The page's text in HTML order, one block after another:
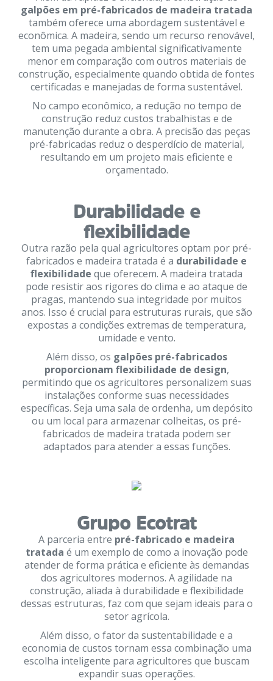
galpões em pré-fabricados de madeira tratada
também oferece uma abordagem sustentável e
econômica. A madeira, sendo um recurso renovável,
tem uma pegada ambiental significativamente
menor em comparação com outros materiais de
construção, especialmente quando obtida de fontes
certificadas e manejadas de forma sustentável.
No campo econômico, a redução no tempo de
construção reduz custos trabalhistas e de
manutenção durante a obra. A precisão das peças
pré-fabricadas reduz o desperdício de material,
resultando em um projeto mais eficiente e
orçamentado.
Durabilidade e
flexibilidade
Outra razão pela qual agricultores optam por pré-
fabricados e madeira tratada é a durabilidade e
flexibilidade que oferecem. A madeira tratada
pode resistir aos rigores do clima e ao ataque de
pragas, mantendo sua integridade por muitos
anos. Isso é crucial para estruturas rurais, que são
expostas a condições extremas de temperatura,
umidade e vento.
Além disso, os galpões pré-fabricados
proporcionam flexibilidade de design,
permitindo que os agricultores personalizem suas
instalações conforme suas necessidades
específicas. Seja uma sala de ordenha, um depósito
ou um local para armazenar colheitas, os pré-
fabricados de madeira tratada podem ser
adaptados para atender a essas funções.
Grupo Ecotrat
A parceria entre pré-fabricado e madeira
tratada é um exemplo de como a inovação pode
atender de forma prática e eficiente às demandas
dos agricultores modernos. A agilidade na
construção, aliada à durabilidade e flexibilidade
dessas estruturas, faz com que sejam ideais para o
setor agrícola.
Além disso, o fator da sustentabilidade e a
economia de custos tornam essa combinação uma
escolha inteligente para agricultores que buscam
expandir suas operações.